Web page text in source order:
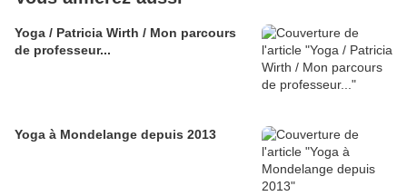
Yoga / Patricia Wirth / Mon parcours
de professeur...
Yoga à Mondelange depuis 2013